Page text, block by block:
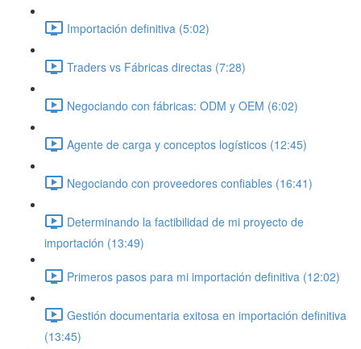
Importación definitiva (5:02)
Traders vs Fábricas directas (7:28)
Negociando con fábricas: ODM y OEM (6:02)
Agente de carga y conceptos logísticos (12:45)
Negociando con proveedores confiables (16:41)
Determinando la factibilidad de mi proyecto de
importación (13:49)
Primeros pasos para mi importación definitiva (12:02)
Gestión documentaria exitosa en importación definitiva
(13:45)